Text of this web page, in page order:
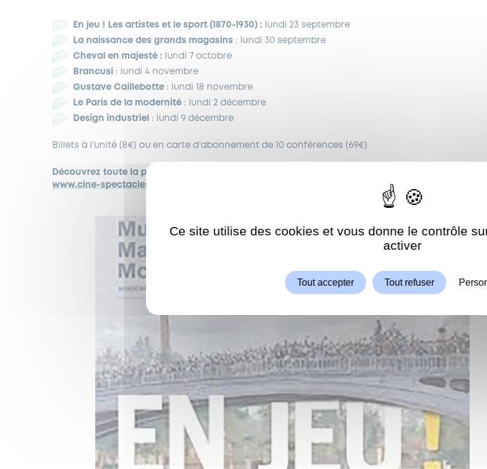
En jeu ! Les artistes et le sport (1870-1930) : lundi 23 septembre
La naissance des grands magasins : lundi 30 septembre
Cheval en majesté :
lundi
7 octobre
Brancusi
: lundi 4 novembre
Gustave Caillebotte : lundi 18 novembre
Le Paris de la modernité : lundi 2 décembre
Design industriel
: lundi 9 décembre
Billets à l’unité (8€) ou en carte d’abonnement de 10 conférences (69€)
Découvrez toute la programmation
www.cine-spectacles-garches.fr
Ce site utilise des cookies et vous donne le contrôle
activer
Tout accepter Tout refuser